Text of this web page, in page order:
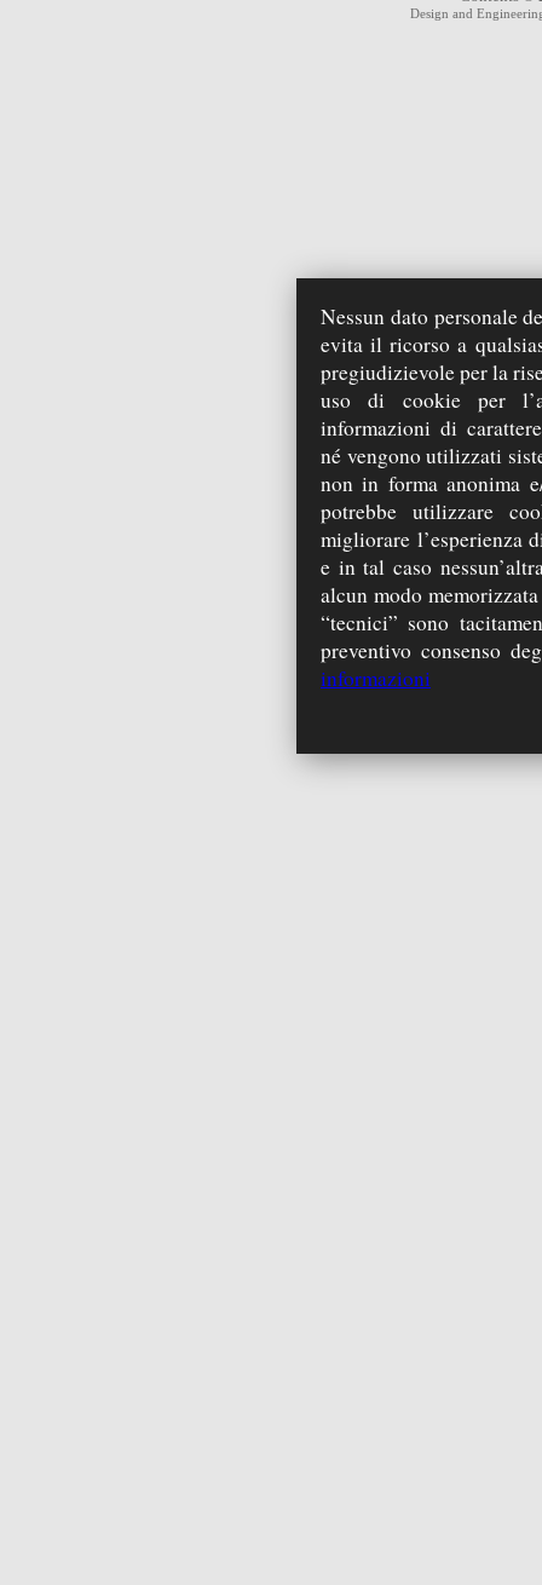
Design and
Nessun dato personale
evita il ricorso a
pregiudizievole per la
uso di cookie per
informazioni di
né vengono utilizzati
non in forma anonima
potrebbe utilizzare
migliorare l’esperienza
e in tal caso
alcun modo
“tecnici” sono
preventivo consenso
informazioni